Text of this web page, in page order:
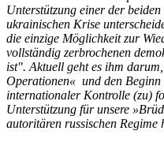
Unterstützung einer der
ukrainischen Krise
die einzige Möglichkeit zur
vollständig zerbrochenen
ist". Aktuell geht es ihm
Operationen« und den Beginn
internationaler Kontrolle (zu)
Unterstützung für unsere
autoritären russischen Regime